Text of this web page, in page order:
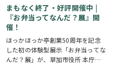
まもなく終了・好評開催中 |
『お弁当ってなんだ？展』開
催！
ほっかほっか亭創業50周年を記念
した初の体験型展示「お弁当ってな
んだ？展」が、草加市役所 本庁舎1